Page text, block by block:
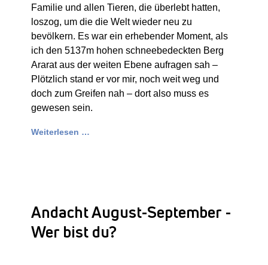
Familie und allen Tieren, die überlebt hatten,
loszog, um die die Welt wieder neu zu
bevölkern. Es war ein erhebender Moment, als
ich den 5137m hohen schneebedeckten Berg
Ararat aus der weiten Ebene aufragen sah –
Plötzlich stand er vor mir, noch weit weg und
doch zum Greifen nah – dort also muss es
gewesen sein.
Weiterlesen …
Andacht August-September -
Wer bist du?